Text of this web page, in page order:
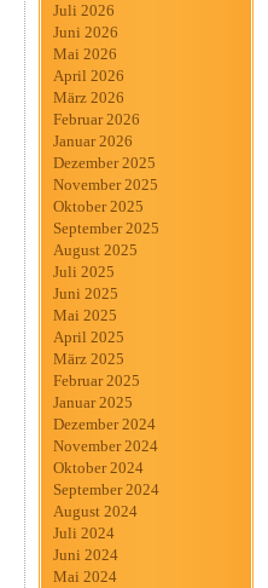
Juli 2026
Juni 2026
Mai 2026
April 2026
März 2026
Februar 2026
Januar 2026
Dezember 2025
November 2025
Oktober 2025
September 2025
August 2025
Juli 2025
Juni 2025
Mai 2025
April 2025
März 2025
Februar 2025
Januar 2025
Dezember 2024
November 2024
Oktober 2024
September 2024
August 2024
Juli 2024
Juni 2024
Mai 2024